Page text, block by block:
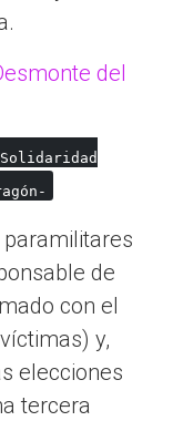
de
con el
y,
elecciones
tercera